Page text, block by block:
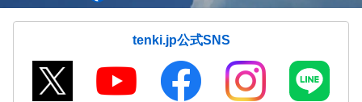
tenki.jp公式SNS